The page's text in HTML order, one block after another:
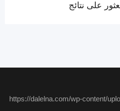
على نتائج